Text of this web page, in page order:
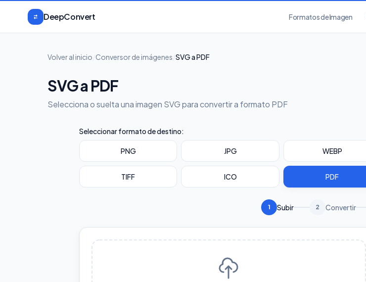
DeepConvert
Formatos de Imagen
Volver al inicio Conversor de imágenes SVG a PDF
SVG a PDF
Selecciona o suelta una imagen SVG para convertir a formato PDF
Seleccionar formato de destino:
PNG JPG WEBP
TIFF ICO PDF
1 Subir 2 Convertir